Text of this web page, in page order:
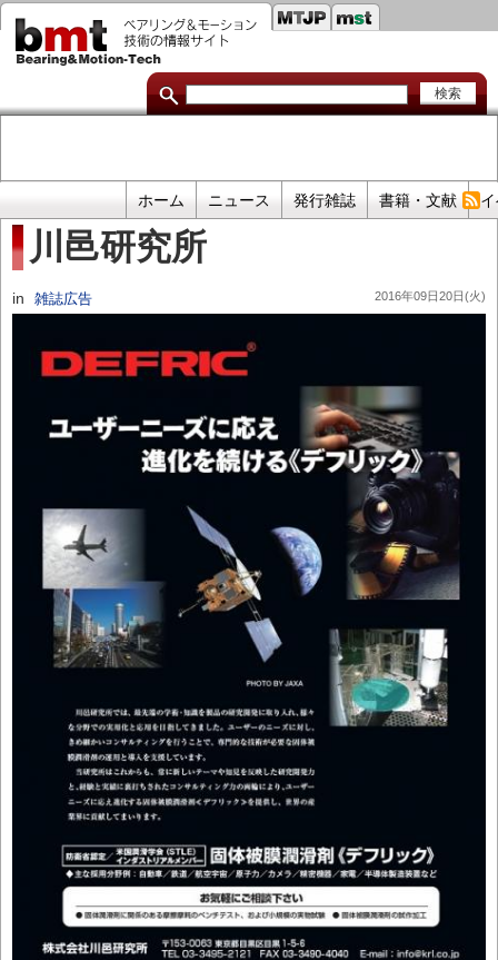
メ
イ
テ
カ
ン
ダ
リ
ン
ラ
イ
マ
リ
ホーム ニュース 発行雑誌 書籍・文献
川邑研究所
2016年09日20日(火)
in 雑誌広告